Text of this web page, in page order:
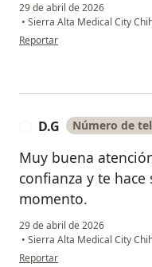
29 de abril de 2026
• Sierra Alta Medical City
en opinión del usuario Claudia
Reportar
D.G Número de
Muy buena
confianza y te
momento.
29 de abril de 2026
• Sierra Alta Medical City
en opinión del usuario D.G
Reportar